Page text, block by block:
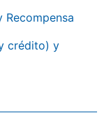
Recompensa
crédito) y